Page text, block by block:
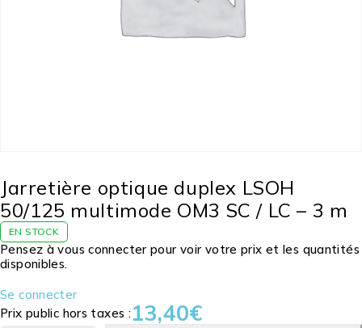
Jarretière optique duplex LSOH
50/125 multimode OM3 SC / LC – 3 m
EN STOCK
Pensez à vous connecter pour voir votre prix et les quantités
disponibles.
Se connecter
Prix public hors taxes :13,40€